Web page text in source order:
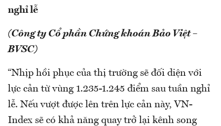
nghỉ lễ
(Công ty Cổ phần Chứng khoán Bảo Việt –
BVSC)
“Nhịp hồi phục của thị trường sẽ đối diện với
lực cản từ vùng 1.235-1.245 điểm sau tuần nghỉ
lễ. Nếu vượt được lên trên lực cản này, VN-
Index sẽ có khả năng quay trở lại kênh song